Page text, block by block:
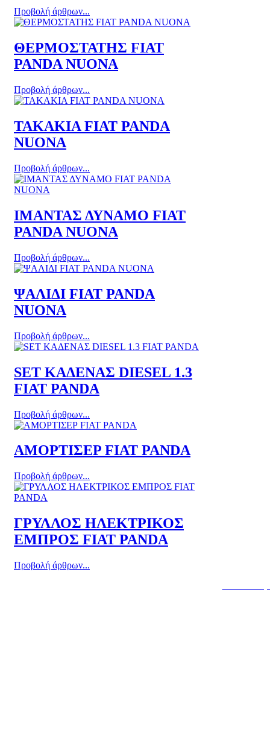
Προβολή άρθρων...
ΘΕΡΜΟΣΤΑΤΗΣ FIAT
PANDA NUONA
Προβολή άρθρων...
ΤΑΚΑΚΙΑ FIAT PANDA
NUONA
Προβολή άρθρων...
IΜΑΝΤΑΣ ΔΥΝΑΜΟ FIAT
PANDA NUONA
Προβολή άρθρων...
ΨΑΛΙΔΙ FIAT PANDA
NUONA
Προβολή άρθρων...
SET ΚΑΔΕΝΑΣ DIESEL 1.3
FIAT PANDA
Προβολή άρθρων...
ΑΜΟΡΤΙΣΕΡ FIAT PANDA
Προβολή άρθρων...
ΓΡΥΛΛΟΣ ΗΛΕΚΤΡΙΚΟΣ
ΕΜΠΡΟΣ FIAT PANDA
Προβολή άρθρων...